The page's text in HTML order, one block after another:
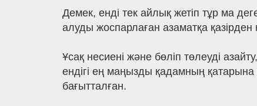
Демек, енді тек айлық жетіп тұр ма
алуды жоспарлаған азаматқа қазірден
Ұсақ несиені және бөліп төлеуді
ендігі ең маңызды қадамның
бағытталған.